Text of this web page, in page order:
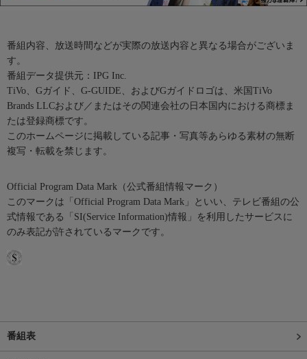
番組内容、放送時間などが実際の放送内容と異なる場合がございま
す。
番組データ提供元：IPG Inc.
TiVo、Gガイド、G-GUIDE、およびGガイドロゴは、米国TiVo
Brands LLCおよび／またはその関連会社の日本国内における商標ま
たは登録商標です。
このホームページに掲載している記事・写真等あらゆる素材の無断
複写・転載を禁じます。
Official Program Data Mark（公式番組情報マーク）
このマークは「Official Program Data Mark」といい、テレビ番組の公
式情報である「SI(Service Information)情報」を利用したサービスに
のみ表記が許されているマークです。
番組表